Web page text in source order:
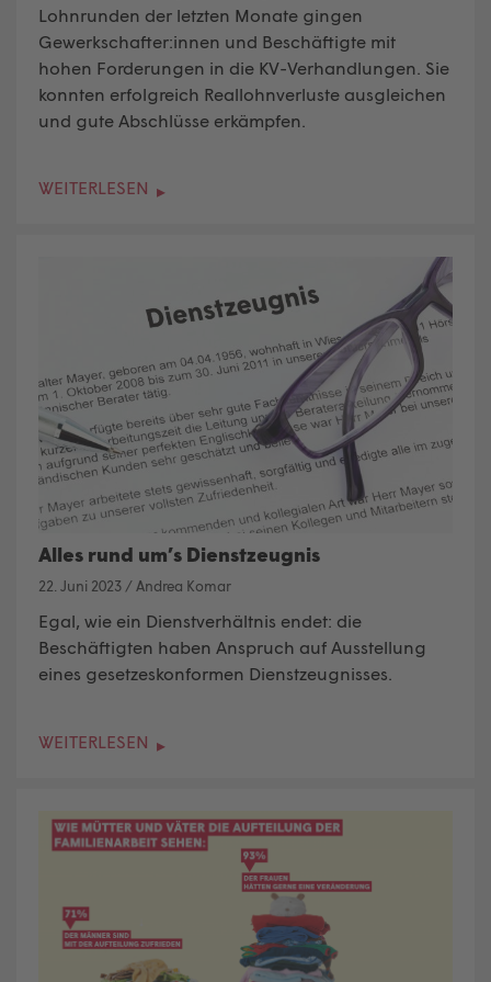
Lohnrunden der letzten Monate gingen
Gewerkschafter:innen und Beschäftigte mit
hohen Forderungen in die KV-Verhandlungen. Sie
konnten erfolgreich Reallohnverluste ausgleichen
und gute Abschlüsse erkämpfen.
WEITERLESEN
Alles rund um’s Dienstzeugnis
22. Juni 2023 /Andrea Komar
Egal, wie ein Dienstverhältnis endet: die
Beschäftigten haben Anspruch auf Ausstellung
eines gesetzeskonformen Dienstzeugnisses.
WEITERLESEN